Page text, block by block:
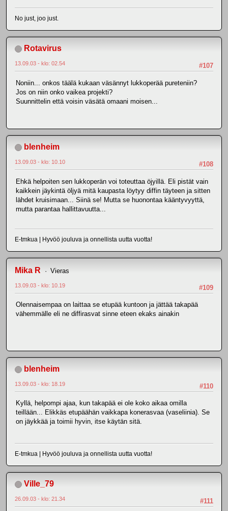
No just, joo just.
Rotavirus
#107
13.09.03 - klo: 02.54
Noniin... onkos täälä kukaan väsännyt lukkoperää pureteniin?
Jos on niin onko vaikea projekti?
Suunnittelin että voisin väsätä omaani moisen...
blenheim
#108
13.09.03 - klo: 10.10
Ehkä helpoiten sen lukkoperän voi toteuttaa öjyillä. Eli pistät vain
kaikkein jäykintä öljyä mitä kaupasta löytyy diffin täyteen ja sitten
lähdet kruisimaan... Siinä se! Mutta se huonontaa kääntyvyyttä,
mutta parantaa hallittavuutta...
E-tmkua | Hyvöö jouluva ja onnellista uutta vuotta!
Mika R Vieras
#109
13.09.03 - klo: 10.19
Olennaisempaa on laittaa se etupää kuntoon ja jättää takapää
vähemmälle eli ne diffirasvat sinne eteen ekaks ainakin
blenheim
#110
13.09.03 - klo: 18.19
Kyllä, helpompi ajaa, kun takapää ei ole koko aikaa omilla
teillään... Elikkäs etupäähän vaikkapa konerasvaa (vaseliinia). Se
on jäykkää ja toimii hyvin, itse käytän sitä.
E-tmkua | Hyvöö jouluva ja onnellista uutta vuotta!
Ville_79
#111
26.09.03 - klo: 21.34